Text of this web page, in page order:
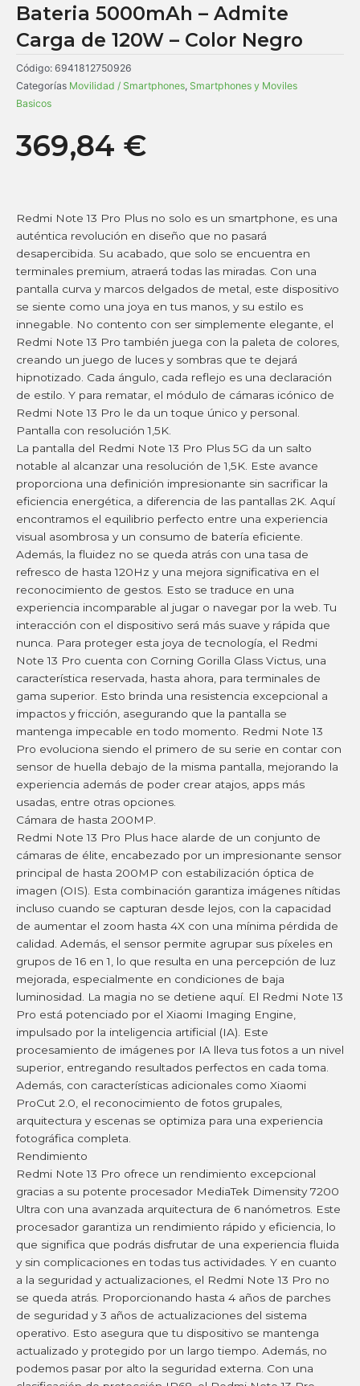
Bateria 5000mAh – Admite
Carga de 120W – Color Negro
Código: 6941812750926
Categorías Movilidad / Smartphones, Smartphones y Moviles
Basicos
369,84 €
Redmi Note 13 Pro Plus no solo es un smartphone, es una
auténtica revolución en diseño que no pasará
desapercibida. Su acabado, que solo se encuentra en
terminales premium, atraerá todas las miradas. Con una
pantalla curva y marcos delgados de metal, este dispositivo
se siente como una joya en tus manos, y su estilo es
innegable. No contento con ser simplemente elegante, el
Redmi Note 13 Pro también juega con la paleta de colores,
creando un juego de luces y sombras que te dejará
hipnotizado. Cada ángulo, cada reflejo es una declaración
de estilo. Y para rematar, el módulo de cámaras icónico de
Redmi Note 13 Pro le da un toque único y personal.
Pantalla con resolución 1,5K.
La pantalla del Redmi Note 13 Pro Plus 5G da un salto
notable al alcanzar una resolución de 1,5K. Este avance
proporciona una definición impresionante sin sacrificar la
eficiencia energética, a diferencia de las pantallas 2K. Aquí
encontramos el equilibrio perfecto entre una experiencia
visual asombrosa y un consumo de batería eficiente.
Además, la fluidez no se queda atrás con una tasa de
refresco de hasta 120Hz y una mejora significativa en el
reconocimiento de gestos. Esto se traduce en una
experiencia incomparable al jugar o navegar por la web. Tu
interacción con el dispositivo será más suave y rápida que
nunca. Para proteger esta joya de tecnología, el Redmi
Note 13 Pro cuenta con Corning Gorilla Glass Victus, una
característica reservada, hasta ahora, para terminales de
gama superior. Esto brinda una resistencia excepcional a
impactos y fricción, asegurando que la pantalla se
mantenga impecable en todo momento. Redmi Note 13
Pro evoluciona siendo el primero de su serie en contar con
sensor de huella debajo de la misma pantalla, mejorando la
experiencia además de poder crear atajos, apps más
usadas, entre otras opciones.
Cámara de hasta 200MP.
Redmi Note 13 Pro Plus hace alarde de un conjunto de
cámaras de élite, encabezado por un impresionante sensor
principal de hasta 200MP con estabilización óptica de
imagen (OIS). Esta combinación garantiza imágenes nítidas
incluso cuando se capturan desde lejos, con la capacidad
de aumentar el zoom hasta 4X con una mínima pérdida de
calidad. Además, el sensor permite agrupar sus píxeles en
grupos de 16 en 1, lo que resulta en una percepción de luz
mejorada, especialmente en condiciones de baja
luminosidad. La magia no se detiene aquí. El Redmi Note 13
Pro está potenciado por el Xiaomi Imaging Engine,
impulsado por la inteligencia artificial (IA). Este
procesamiento de imágenes por IA lleva tus fotos a un nivel
superior, entregando resultados perfectos en cada toma.
Además, con características adicionales como Xiaomi
ProCut 2.0, el reconocimiento de fotos grupales,
arquitectura y escenas se optimiza para una experiencia
fotográfica completa.
Rendimiento
Redmi Note 13 Pro ofrece un rendimiento excepcional
gracias a su potente procesador MediaTek Dimensity 7200
Ultra con una avanzada arquitectura de 6 nanómetros. Este
procesador garantiza un rendimiento rápido y eficiencia, lo
que significa que podrás disfrutar de una experiencia fluida
y sin complicaciones en todas tus actividades. Y en cuanto
a la seguridad y actualizaciones, el Redmi Note 13 Pro no
se queda atrás. Proporcionando hasta 4 años de parches
de seguridad y 3 años de actualizaciones del sistema
operativo. Esto asegura que tu dispositivo se mantenga
actualizado y protegido por un largo tiempo. Además, no
podemos pasar por alto la seguridad externa. Con una